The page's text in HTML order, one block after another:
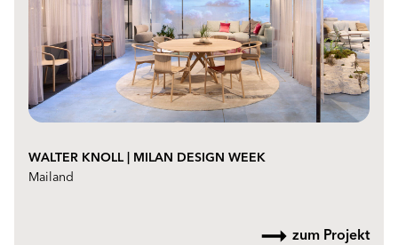
WALTER KNOLL | MILAN DESIGN WEEK
Mailand
zum Projekt